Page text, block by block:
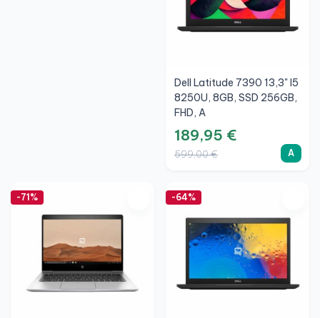
Dell Latitude 7390 13,3" I5
8250U, 8GB, SSD 256GB,
FHD, A
189,95 €
599,00 € A
-71% -64%